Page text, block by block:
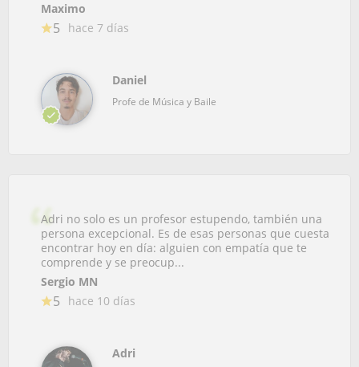
Maximo
5 hace 7 días
Daniel
Profe de Música y Baile
Adri no solo es un profesor estupendo, también una
persona excepcional. Es de esas personas que cuesta
encontrar hoy en día: alguien con empatía que te
comprende y se preocup...
Sergio MN
5 hace 10 días
Adri